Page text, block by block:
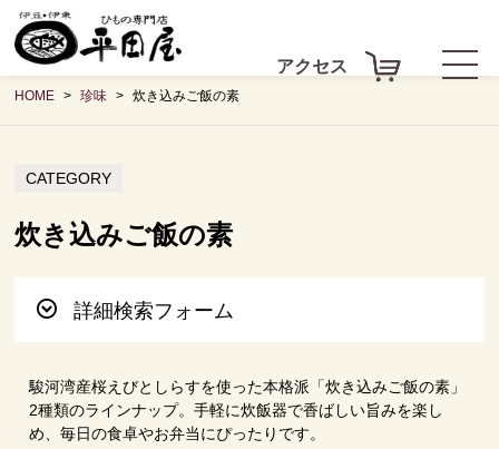
アクセス
HOME 珍味 炊き込みご飯の素
CATEGORY
炊き込みご飯の素
詳細検索フォーム
駿河湾産桜えびとしらすを使った本格派「炊き込みご飯の素」
2種類のラインナップ。手軽に炊飯器で香ばしい旨みを楽し
め、毎日の食卓やお弁当にぴったりです。